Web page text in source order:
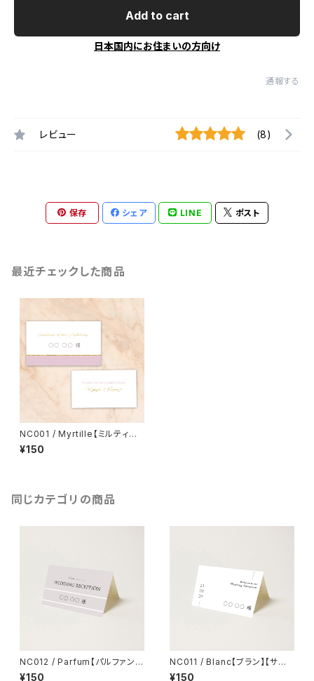
Add to cart
日本国内にお住まいの方向け
通報する
レビュー (8)
保存 シェア LINE ポスト
最近チェックした商品
NC001 / Myrtille【ミルティー】
【サンプル】結婚式 席札
¥150
同じカテゴリの商品
NC012 / Parfum【パルファン】
【サンプル】結婚式 席札
¥150
NC011 / Blanc【ブラン】【サン
プル】結婚式 席札
¥150